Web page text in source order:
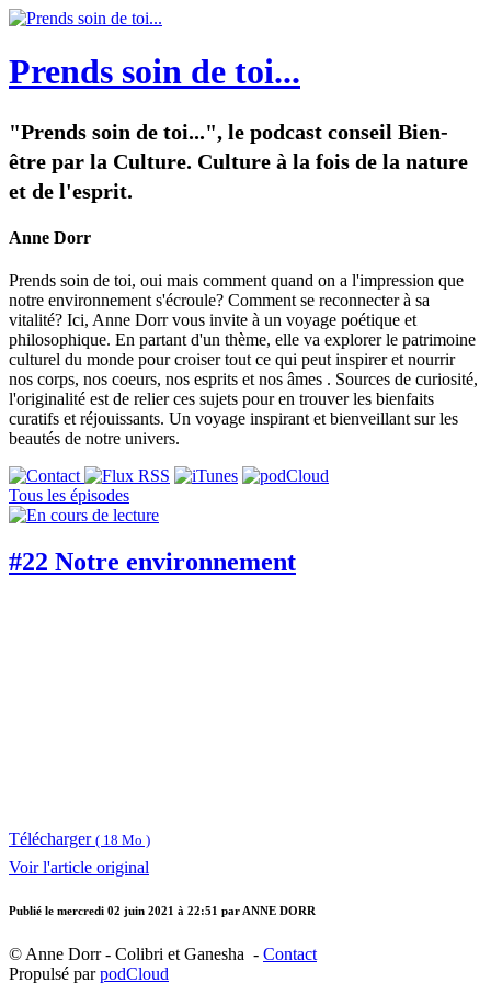
Prends soin de toi...
"Prends soin de toi...", le podcast conseil Bien-
être par la Culture. Culture à la fois de la nature
et de l'esprit.
Anne Dorr
Prends soin de toi, oui mais comment quand on a l'impression que
notre environnement s'écroule? Comment se reconnecter à sa
vitalité? Ici, Anne Dorr vous invite à un voyage poétique et
philosophique. En partant d'un thème, elle va explorer le patrimoine
culturel du monde pour croiser tout ce qui peut inspirer et nourrir
nos corps, nos coeurs, nos esprits et nos âmes . Sources de curiosité,
l'originalité est de relier ces sujets pour en trouver les bienfaits
curatifs et réjouissants. Un voyage inspirant et bienveillant sur les
beautés de notre univers.
Tous les épisodes
#22 Notre environnement
Télécharger ( 18 Mo )
Voir l'article original
Publié le mercredi 02 juin 2021 à 22:51 par ANNE DORR
© Anne Dorr - Colibri et Ganesha - Contact
Propulsé parpodCloud